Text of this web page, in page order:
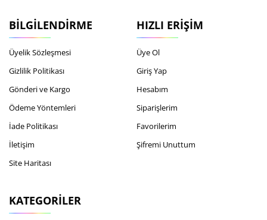
BILGILENDIRME
Üyelik Sözleşmesi
Gizlilik Politikası
Gönderi ve Kargo
Ödeme Yöntemleri
İade Politikası
İletişim
Site Haritası
HIZLI ERIŞIM
Üye Ol
Giriş Yap
Hesabım
Siparişlerim
Favorilerim
Şifremi Unuttum
KATEGORILER